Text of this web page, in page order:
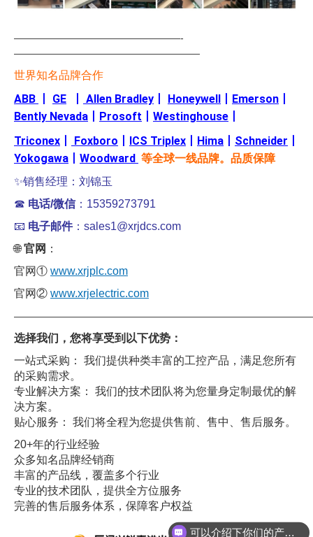
—————————————————-
———————————————————
世界知名品牌合作
ABB GE Allen Bradley Honeywell Emerson
Bently Nevada
Prosoft Westinghouse
Triconex
Foxboro ICS Triplex Hima Schneider
Yokogawa
Woodward 等全球一线品牌。品质保障
✨销售经理：刘锦玉
☎ 电话/微信：15359273791
📧 电子邮件：sales1@xrjdcs.com
🌐官网 ：
官网① www.xrjplc.com
官网② www.xrjelectric.com
选择我们，您将享受到以下优势：
一站式采购： 我们提供种类丰富的工控产品，满足您所有
的采购需求。
专业解决方案： 我们的技术团队将为您量身定制最优的解
决方案。
贴心服务： 我们将全程为您提供售前、售中、售后服务。
20+年的行业经验
众多知名品牌经销商
丰富的产品线，覆盖多个行业
专业的技术团队，提供全方位服务
完善的售后服务体系，保障客户权益
可以介绍下你们的产品么